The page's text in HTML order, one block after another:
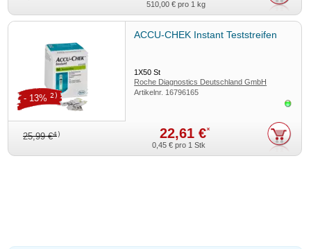
510,00 € pro 1 kg
ACCU-CHEK Instant Teststreifen
1X50St
Roche Diagnostics Deutschland GmbH
Artikelnr. 16796165
25,99 €4) 22,61 €*
- 13% 2)
0,45 € pro 1 Stk